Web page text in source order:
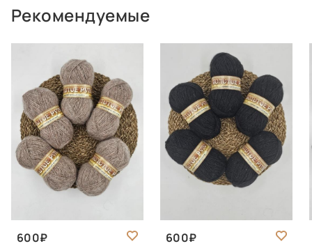
Рекомендуемые
600 600